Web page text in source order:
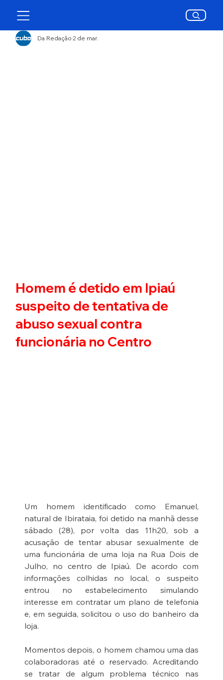
Homem é detido em Ipiaú
suspeito de tentativa de
abuso sexual contra
funcionária no Centro
Da Redação2 de mar.
Um homem identificado como Emanuel,
natural de Ibirataia, foi detido na manhã desse
sábado (28), por volta das 11h20, sob a
acusação de tentar abusar sexualmente de
uma funcionária de uma loja na Rua Dois de
Julho, no centro de Ipiaú. De acordo com
informações colhidas no local, o suspeito
entrou no estabelecimento simulando
interesse em contratar um plano de telefonia
e, em seguida, solicitou o uso do banheiro da
loja.
Momentos depois, o homem chamou uma das
colaboradoras até o reservado. Acreditando
se tratar de algum problema técnico nas